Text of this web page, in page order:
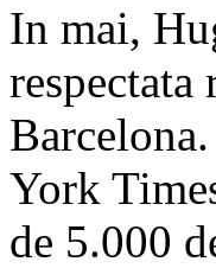
In mai,
York
de 5.000